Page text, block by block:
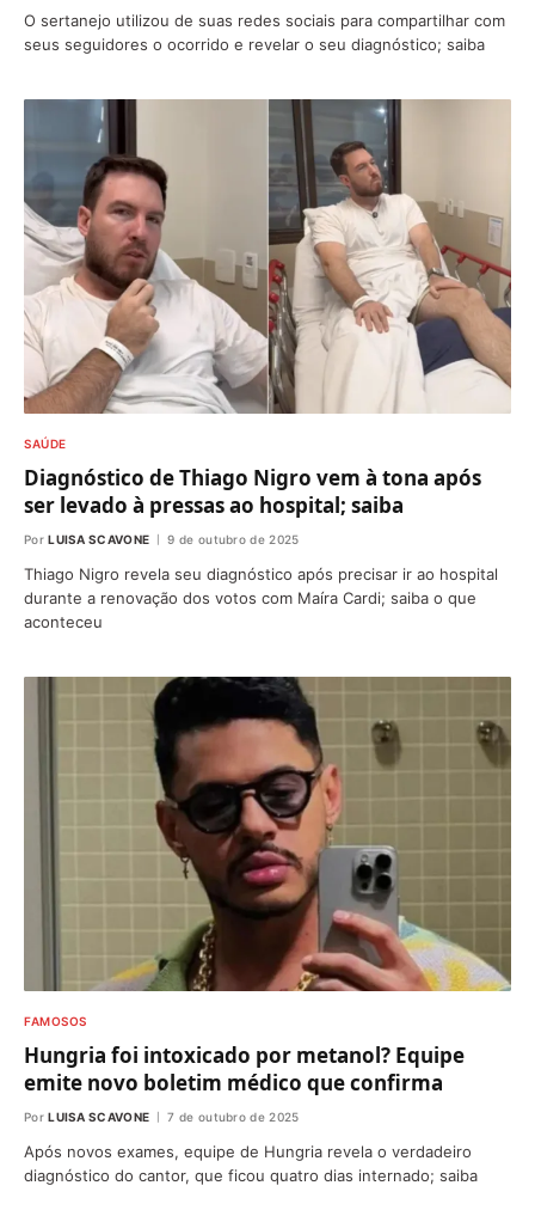
O sertanejo utilizou de suas redes sociais para compartilhar com
seus seguidores o ocorrido e revelar o seu diagnóstico; saiba
SAÚDE
Diagnóstico de Thiago Nigro vem à tona após
ser levado à pressas ao hospital; saiba
Por LUISA SCAVONE 9 de outubro de 2025
Thiago Nigro revela seu diagnóstico após precisar ir ao hospital
durante a renovação dos votos com Maíra Cardi; saiba o que
aconteceu
FAMOSOS
Hungria foi intoxicado por metanol? Equipe
emite novo boletim médico que confirma
Por LUISA SCAVONE 7 de outubro de 2025
Após novos exames, equipe de Hungria revela o verdadeiro
diagnóstico do cantor, que ficou quatro dias internado; saiba